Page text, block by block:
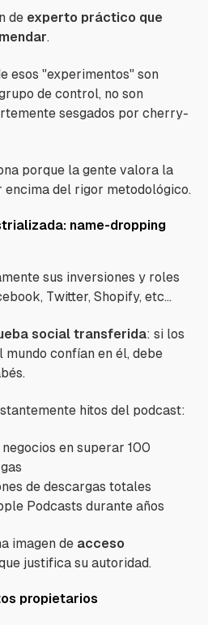
de experto práctico que
.
esos "experimentos" son
de control, no son
sesgados por cherry-
porque la gente valora la
del rigor metodológico.
name-dropping
sus inversiones y roles
Twitter, Shopify, etc...
social transferida: si los
confían en él, debe
hitos del podcast:
en superar 100
de descargas totales
Podcasts durante años
imagen de acceso
justifica su autoridad.
propietarios